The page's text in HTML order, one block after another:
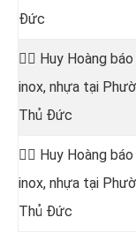
Đức
👷‍♂️ Huy Hoàng
inox, nhựa tại
Thủ Đức
👷‍♂️ Huy Hoàng
inox, nhựa tại
Thủ Đức